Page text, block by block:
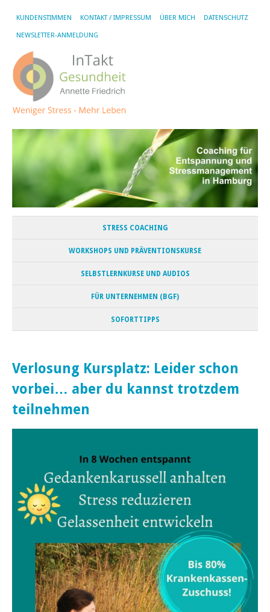
KUNDENSTIMMEN KONTAKT / IMPRESSUM ÜBER MICH DATENSCHUTZ
NEWSLETTER-ANMELDUNG
STRESS COACHING
WORKSHOPS UND PRÄVENTIONSKURSE
SELBSTLERNKURSE UND AUDIOS
FÜR UNTERNEHMEN (BGF)
SOFORTTIPPS
Verlosung Kursplatz: Leider schon
vorbei… aber du kannst trotzdem
teilnehmen